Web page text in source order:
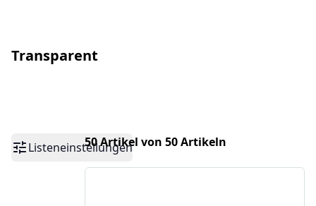
Transparent
Listeneinstellungen50 Artikel von 50 Artikeln